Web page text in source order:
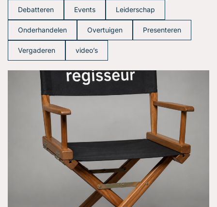
Debatteren Events Leiderschap
Onderhandelen Overtuigen Presenteren
Vergaderen video’s